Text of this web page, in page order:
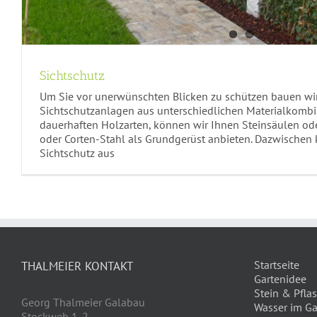
Sichtschutz
Um Sie vor unerwünschten Blicken zu schützen bauen
Sichtschutzanlagen aus unterschiedlichen
dauerhaften Holzarten, können wir Ihnen Steinsäulen
oder Corten-Stahl als Grundgerüst anbieten.
Sichtschutz aus
THALMEIER KONTAKT
Georg Thalmeier Galabau
Startseite
Gartenidee
Stein &
Wasser im